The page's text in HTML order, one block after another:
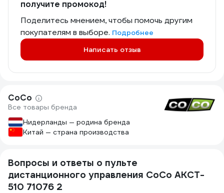
получите промокод!
Поделитесь мнением, чтобы помочь другим
покупателям в выборе. Подробнее
Написать отзыв
CoCo
Все товары бренда
Нидерланды — родина бренда
Китай — страна производства
Вопросы и ответы о пульте
дистанционного управления CoCo AKCT-
510 71076 2